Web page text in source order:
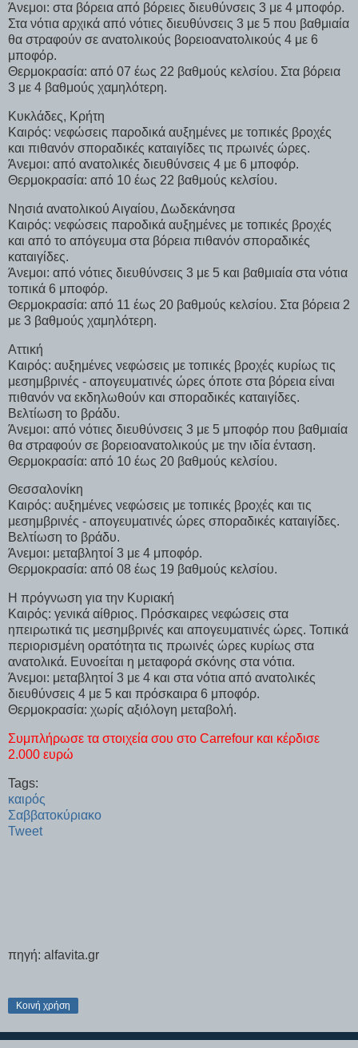
Άνεμοι: στα βόρεια από βόρειες διευθύνσεις 3 με 4 μποφόρ.
Στα νότια αρχικά από νότιες διευθύνσεις 3 με 5 που βαθμιαία
θα στραφούν σε ανατολικούς βορειοανατολικούς 4 με 6
μποφόρ.
Θερμοκρασία: από 07 έως 22 βαθμούς κελσίου. Στα βόρεια
3 με 4 βαθμούς χαμηλότερη.
Κυκλάδες, Κρήτη
Καιρός: νεφώσεις παροδικά αυξημένες με τοπικές βροχές
και πιθανόν σποραδικές καταιγίδες τις πρωινές ώρες.
Άνεμοι: από ανατολικές διευθύνσεις 4 με 6 μποφόρ.
Θερμοκρασία: από 10 έως 22 βαθμούς κελσίου.
Νησιά ανατολικού Αιγαίου, Δωδεκάνησα
Καιρός: νεφώσεις παροδικά αυξημένες με τοπικές βροχές
και από το απόγευμα στα βόρεια πιθανόν σποραδικές
καταιγίδες.
Άνεμοι: από νότιες διευθύνσεις 3 με 5 και βαθμιαία στα νότια
τοπικά 6 μποφόρ.
Θερμοκρασία: από 11 έως 20 βαθμούς κελσίου. Στα βόρεια 2
με 3 βαθμούς χαμηλότερη.
Αττική
Καιρός: αυξημένες νεφώσεις με τοπικές βροχές κυρίως τις
μεσημβρινές - απογευματινές ώρες όποτε στα βόρεια είναι
πιθανόν να εκδηλωθούν και σποραδικές καταιγίδες.
Βελτίωση το βράδυ.
Άνεμοι: από νότιες διευθύνσεις 3 με 5 μποφόρ που βαθμιαία
θα στραφούν σε βορειοανατολικούς με την ιδία ένταση.
Θερμοκρασία: από 10 έως 20 βαθμούς κελσίου.
Θεσσαλονίκη
Καιρός: αυξημένες νεφώσεις με τοπικές βροχές και τις
μεσημβρινές - απογευματινές ώρες σποραδικές καταιγίδες.
Βελτίωση το βράδυ.
Άνεμοι: μεταβλητοί 3 με 4 μποφόρ.
Θερμοκρασία: από 08 έως 19 βαθμούς κελσίου.
Η πρόγνωση για την Κυριακή
Καιρός: γενικά αίθριος. Πρόσκαιρες νεφώσεις στα
ηπειρωτικά τις μεσημβρινές και απογευματινές ώρες. Τοπικά
περιορισμένη ορατότητα τις πρωινές ώρες κυρίως στα
ανατολικά. Ευνοείται η μεταφορά σκόνης στα νότια.
Άνεμοι: μεταβλητοί 3 με 4 και στα νότια από ανατολικές
διευθύνσεις 4 με 5 και πρόσκαιρα 6 μποφόρ.
Θερμοκρασία: χωρίς αξιόλογη μεταβολή.
Συμπλήρωσε τα στοιχεία σου στο Carrefour και κέρδισε
2.000 ευρώ
Tags:
καιρός
Σαββατοκύριακο
Tweet
πηγή: alfavita.gr
Κοινή χρήση